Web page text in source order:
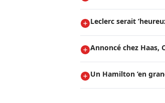
Leclerc serait
Annoncé chez Haas,
Un Hamilton ’en